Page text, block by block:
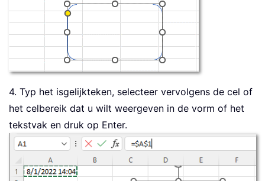
4. Typ het isgelijkteken, selecteer vervolgens de cel of
het celbereik dat u wilt weergeven in de vorm of het
tekstvak en druk op Enter.